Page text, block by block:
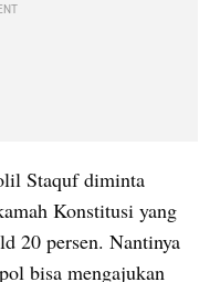
Staquf diminta
Konstitusi yang
20 persen. Nantinya
bisa mengajukan